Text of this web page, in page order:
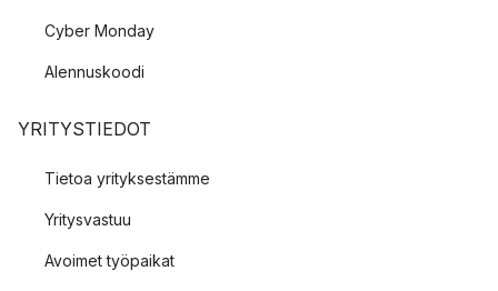
Cyber Monday
Alennuskoodi
YRITYSTIEDOT
Tietoa yrityksestämme
Yritysvastuu
Avoimet työpaikat